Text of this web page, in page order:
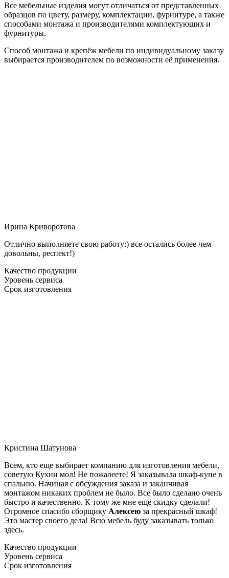
Все мебельные изделия могут отличаться от представленных
образцов по цвету, размеру, комплектации, фурнитуре, а также
способами монтажа и производителями комплектующих и
фурнитуры.
Способ монтажа и крепёж мебели по индивидуальному заказу
выбирается производителем по возможности её применения.
Ирина Криворотова
Отлично выполняете свою работу:) все остались более чем
довольны, респект!)
Качество продукции
Уровень сервиса
Срок изготовления
Кристина Шатунова
Всем, кто еще выбирает компанию для изготовления мебели,
советую Кухни мол! Не пожалеете! Я заказывала шкаф-купе в
спальню. Начиная с обсуждения заказа и заканчивая
монтажом никаких проблем не было. Все было сделано очень
быстро и качественно. К тому же мне ещё скидку сделали!
Огромное спасибо сборщику Алексею за прекрасный шкаф!
Это мастер своего дела! Всю мебель буду заказывать только
здесь.
Качество продукции
Уровень сервиса
Срок изготовления